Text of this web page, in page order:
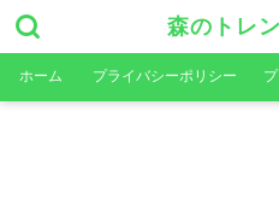
森のトレ
ホーム プライバシーポリシー